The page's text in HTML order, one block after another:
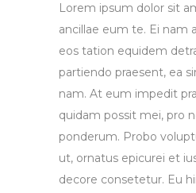
Lorem ipsum dolor sit
ancillae eum te. Ei nam
eos tation equidem
partiendo praesent, ea
nam. At eum impedit
quidam possit mei, pro
ponderum. Probo
ut, ornatus epicurei et
decore consetetur. Eu